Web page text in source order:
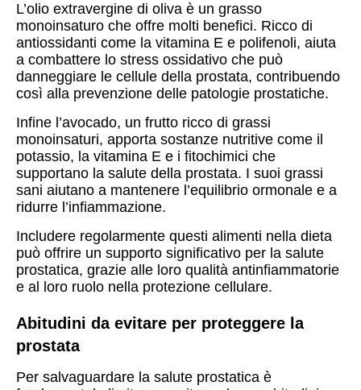
L’olio extravergine di oliva è un grasso
monoinsaturo che offre molti benefici. Ricco di
antiossidanti come la vitamina E e polifenoli, aiuta
a combattere lo stress ossidativo che può
danneggiare le cellule della prostata, contribuendo
così alla prevenzione delle patologie prostatiche.
Infine l’avocado, un frutto ricco di grassi
monoinsaturi, apporta sostanze nutritive come il
potassio, la vitamina E e i fitochimici che
supportano la salute della prostata. I suoi grassi
sani aiutano a mantenere l’equilibrio ormonale e a
ridurre l’infiammazione.
Includere regolarmente questi alimenti nella dieta
può offrire un supporto significativo per la salute
prostatica, grazie alle loro qualità antinfiammatorie
e al loro ruolo nella protezione cellulare.
Abitudini da evitare per proteggere la
prostata
Per salvaguardare la salute prostatica è